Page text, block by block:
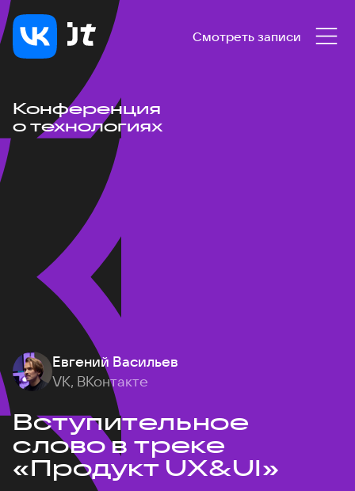
Смотреть записи
Конференция
о технологиях
Евгений Васильев
VK, ВКонтакте
Вступительное
слово в треке
«Продукт UX&UI»